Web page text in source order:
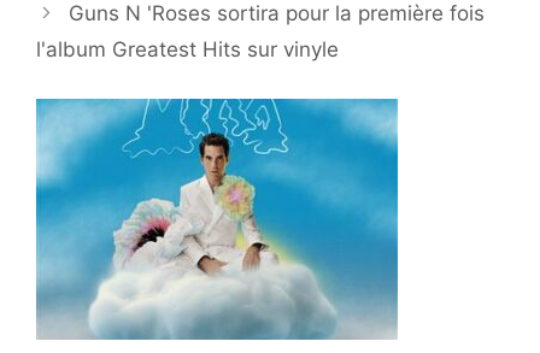
Guns N 'Roses sortira pour la première fois
l'album Greatest Hits sur vinyle